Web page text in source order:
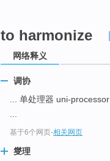
to harmonize
网络释义
调协
... 单处理器 uni-processor
基于6个网页-相关网页
燮理